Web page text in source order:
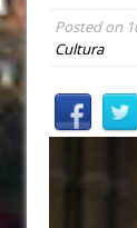
Posted on
Cultura